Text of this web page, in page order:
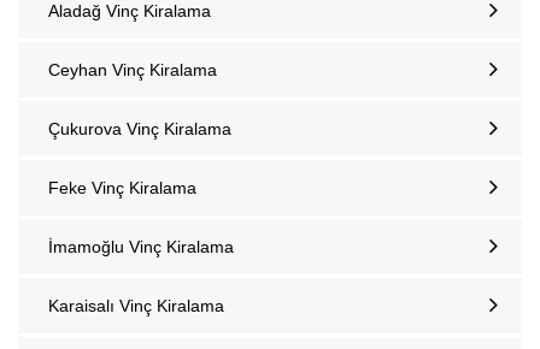
Aladağ Vinç Kiralama
Ceyhan Vinç Kiralama
Çukurova Vinç Kiralama
Feke Vinç Kiralama
İmamoğlu Vinç Kiralama
Karaisalı Vinç Kiralama